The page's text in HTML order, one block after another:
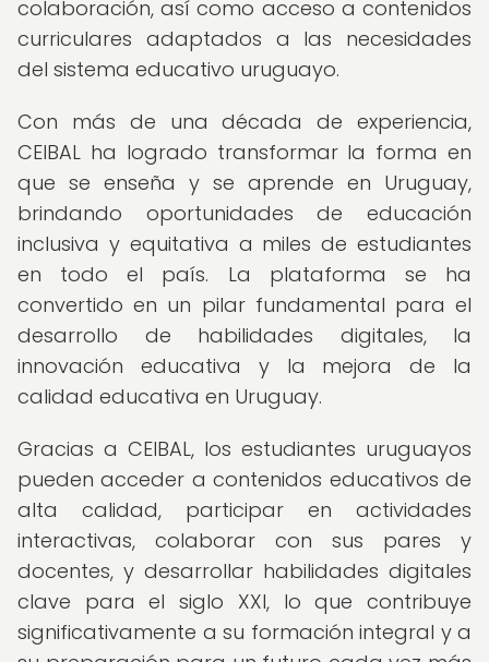
colaboración, así como acceso a contenidos
curriculares adaptados a las necesidades
del sistema educativo uruguayo.
Con más de una década de experiencia,
CEIBAL ha logrado transformar la forma en
que se enseña y se aprende en Uruguay,
brindando oportunidades de educación
inclusiva y equitativa a miles de estudiantes
en todo el país. La plataforma se ha
convertido en un pilar fundamental para el
desarrollo de habilidades digitales, la
innovación educativa y la mejora de la
calidad educativa en Uruguay.
Gracias a CEIBAL, los estudiantes uruguayos
pueden acceder a contenidos educativos de
alta calidad, participar en actividades
interactivas, colaborar con sus pares y
docentes, y desarrollar habilidades digitales
clave para el siglo XXI, lo que contribuye
significativamente a su formación integral y a